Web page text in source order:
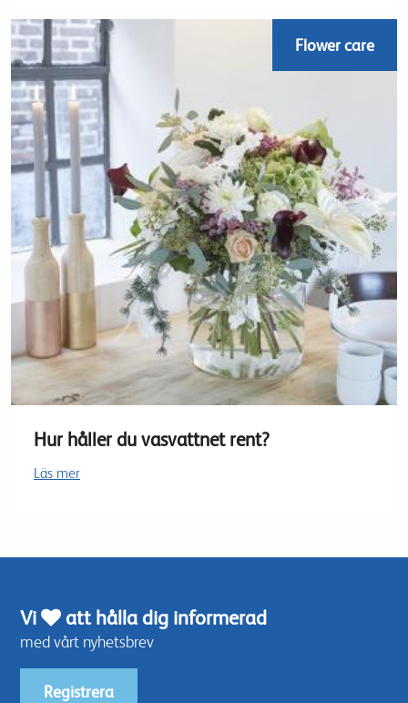
Flower care
Hur håller du vasvattnet rent?
Läs mer
Vi att hålla dig informerad
med vårt nyhetsbrev
Registrera